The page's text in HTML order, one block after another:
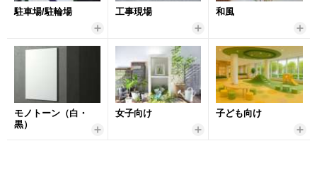
駐車場/駐輪場 工事現場 和風
モノトーン（白・
黒）
女子向け 子ども向け